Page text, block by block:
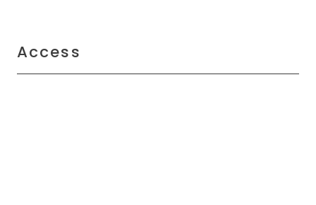
Access